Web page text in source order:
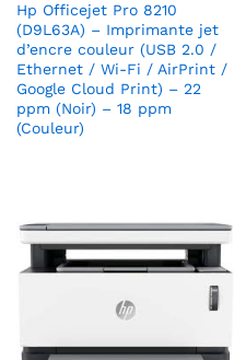
Hp Officejet Pro 8210
(D9L63A) – Imprimante jet
d’encre couleur (USB 2.0 /
Ethernet / Wi-Fi / AirPrint /
Google Cloud Print) – 22
ppm (Noir) – 18 ppm
(Couleur)